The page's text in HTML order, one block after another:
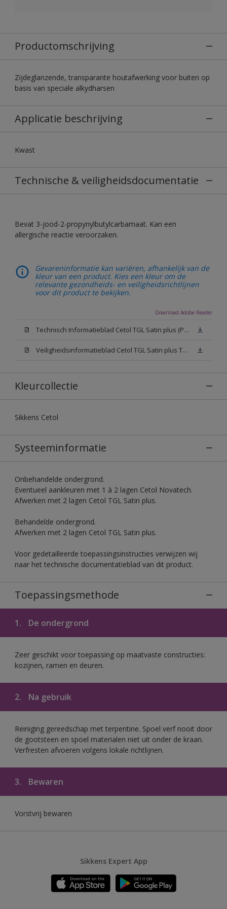
Productomschrijving
Zijdeglanzende, transparante houtafwerking voor buiten op
basis van speciale alkydharsen
Applicatie beschrijving
Kwast
Technische & veiligheidsdocumentatie
Bevat 3-jood-2-propynylbutylcarbamaat. Kan een
allergische reactie veroorzaken.
Gevareninformatie kan variëren, afhankelijk van de
kleur van een product. Kies een kleur om de
relevante gezondheids- en veiligheidsrichtlijnen
voor dit product te bekijken.
Download Adobe Reader
Technisch Informatieblad Cetol TGL Satin plus (PDF)
Veiligheidsinformatieblad Cetol TGL Satin plus TU (MSDS)
Kleurcollectie
Sikkens Cetol
Systeeminformatie
Onbehandelde ondergrond.
Eventueel aankleuren met 1 à 2 lagen Cetol Novatech.
Afwerken met 2 lagen Cetol TGL Satin plus.
Behandelde ondergrond.
Afwerken met 2 lagen Cetol TGL Satin plus.
Voor gedetailleerde toepassingsinstructies verwijzen wij
naar het technische documentatieblad van dit product.
Toepassingsmethode
1. De ondergrond
Zeer geschikt voor toepassing op maatvaste constructies:
kozijnen, ramen en deuren.
2. Na gebruik
Reiniging gereedschap met terpentine. Spoel verf nooit door
de gootsteen en spoel materialen niet uit onder de kraan.
Verfresten afvoeren volgens lokale richtlijnen.
3. Bewaren
Vorstvrij bewaren
Sikkens Expert App